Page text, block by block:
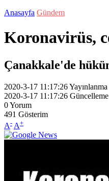
Anasayfa Gündem
Koronavirüs,
Çanakkale'de
2020-3-17 11:17:26Yayınlanma
2020-3-17 11:17:26 Güncelleme
0Yorum
491 Gösterim
A- A+